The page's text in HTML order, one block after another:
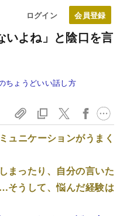
ログイン
いよね」と陰口を言
ちょうどいい話し方
ュニケーションがうまく
まったり、自分の言いた
そうして、悩んだ経験は